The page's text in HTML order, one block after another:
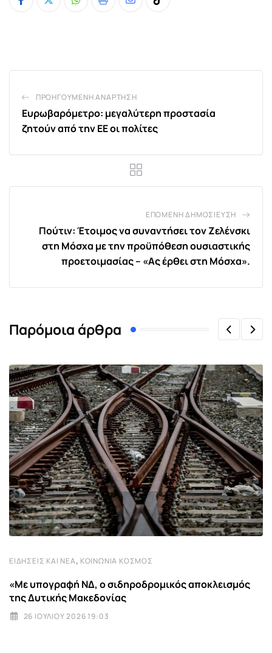
Whatsapp
Print
ShareTiktok
ΠΡΟΗΓΟΎΜΕΝΗ ΑΝΆΡΤΗΣΗ
Ευρωβαρόμετρο: μεγαλύτερη προστασία
ζητούν από την ΕΕ οι πολίτες
ΕΠΌΜΕΝΗ ΔΗΜΟΣΊΕΥΣΗ
Πούτιν: Έτοιμος να συναντήσει τον Ζελένσκι
στη Μόσχα με την προϋπόθεση ουσιαστικής
προετοιμασίας – «Ας έρθει στη Μόσχα».
Παρόμοια άρθρα
ΕΙΔΉΣΕΙΣ ΚΑΙ ΝΈΑ, ΚΟΙΝΩΝΊΑ ΚΌΣΜΟΣ
«Με υπογραφή ΝΔ, ο σιδηροδρομικός αποκλεισμός
της Δυτικής Μακεδονίας
26 ΙΟΥΛΊΟΥ 2026 19:03